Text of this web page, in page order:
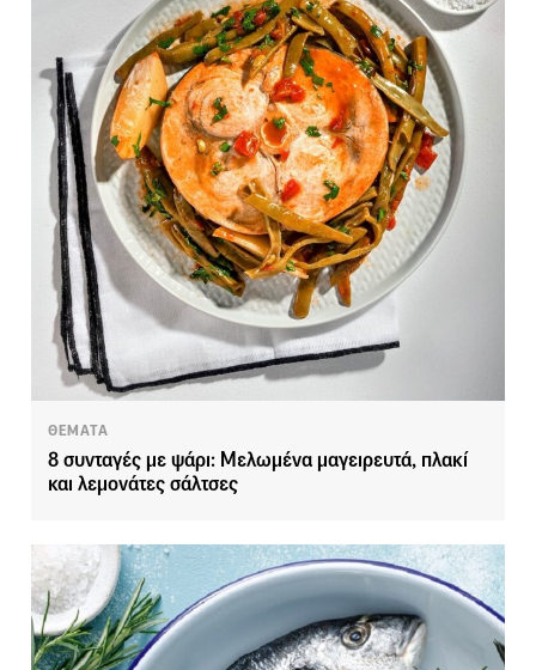
ΘΕΜΑΤΑ
8 συνταγές με ψάρι: Μελωμένα μαγειρευτά, πλακί
και λεμονάτες σάλτσες